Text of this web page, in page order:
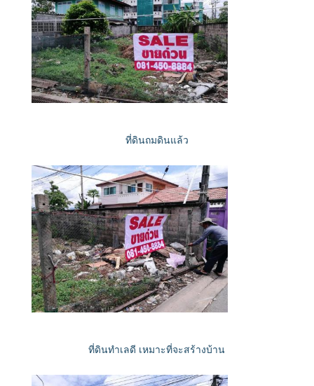
ที่ดินถมดินแล้ว
ที่ดินทำเลดี เหมาะที่จะสร้างบ้าน